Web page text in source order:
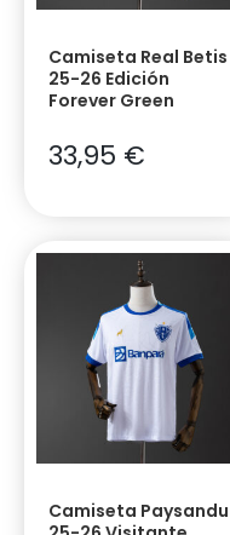
Camiseta Real Betis
25-26 Edición
Forever Green
33,95 €
Camiseta Paysandu